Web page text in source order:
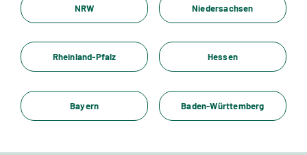
NRW Niedersachsen
Rheinland-Pfalz Hessen
Bayern Baden-Württemberg